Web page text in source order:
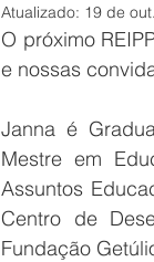
Atualizado: 19 de
O próximo
e nossas
Janna é
Mestre em
Assuntos
Centro de
Fundação